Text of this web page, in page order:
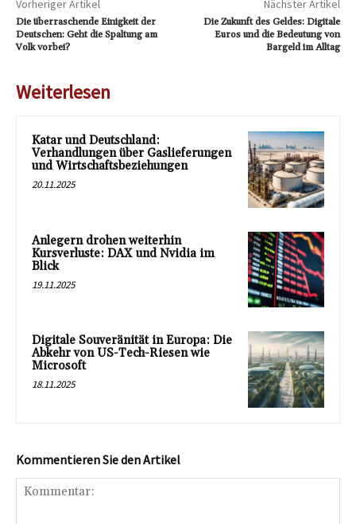
Vorheriger Artikel
Die überraschende Einigkeit der
Deutschen: Geht die Spaltung am
Volk vorbei?
Nächster Artikel
Die Zukunft des Geldes: Digitale
Euros und die Bedeutung von
Bargeld im Alltag
Weiterlesen
Katar und Deutschland:
Verhandlungen über Gaslieferungen
und Wirtschaftsbeziehungen
20.11.2025
Anlegern drohen weiterhin
Kursverluste: DAX und Nvidia im
Blick
19.11.2025
Digitale Souveränität in Europa: Die
Abkehr von US-Tech-Riesen wie
Microsoft
18.11.2025
Kommentieren Sie den Artikel